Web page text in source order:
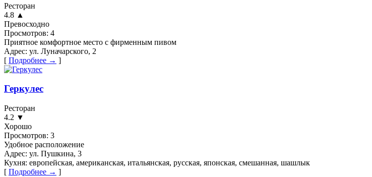
Ресторан
4.8 ▲
Превосходно
Просмотров: 4
Приятное комфортное место с фирменным пивом
Адрес: ул. Луначарского, 2
[ Подробнее → ]
Геркулес
Ресторан
4.2 ▼
Хорошо
Просмотров: 3
Удобное расположение
Адрес: ул. Пушкина, 3
Кухня: европейская, американская, итальянская, русская, японская, смешанная, шашлык
[ Подробнее → ]